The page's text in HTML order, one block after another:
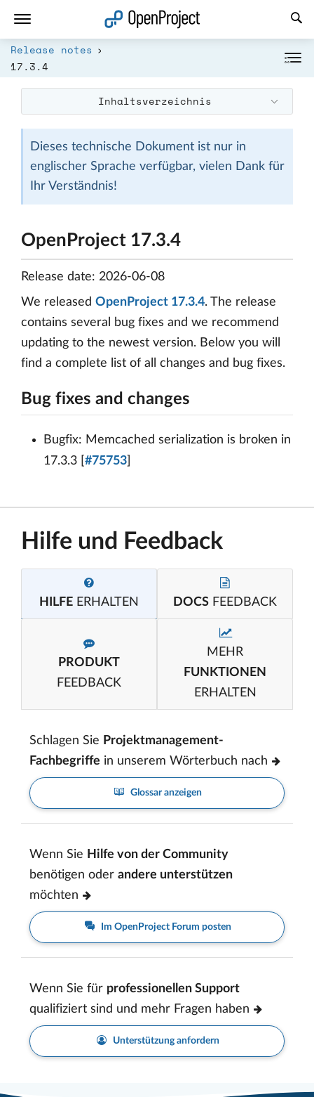
Release notes
17.3.4
Inhaltsverzeichnis
Dieses technische Dokument ist nur in
englischer Sprache verfügbar, vielen Dank für
Ihr Verständnis!
OpenProject 17.3.4
Release date: 2026-06-08
We released OpenProject 17.3.4. The release
contains several bug fixes and we recommend
updating to the newest version. Below you will
find a complete list of all changes and bug fixes.
Bug fixes and changes
Bugfix: Memcached serialization is broken in
17.3.3 [ #75753
Hilfe und Feedback
HILFE ERHALTEN DOCS FEEDBACK
PRODUKT
FEEDBACK
MEHR
FUNKTIONEN
ERHALTEN
Schlagen Sie Projektmanagement-
Fachbegriffe in unserem Wörterbuch nach
Glossar anzeigen
Wenn Sie Hilfe von der Community
benötigen oder andere unterstützen
möchten
Im OpenProject Forum posten
Wenn Sie für professionellen Support
qualifiziert sind und mehr Fragen haben
Unterstützung anfordern
Link in neuem Tab öffnen